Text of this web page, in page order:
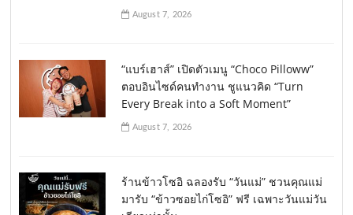
August 7, 2026
“แบร์เฮาส์” เปิดตัวเมนู “Choco Pilloww”
ตอบอินไซด์คนทำงาน ชูแนวคิด “Turn
Every Break into a Soft Moment”
August 7, 2026
ร้านข้าวโซอิ ฉลองรับ “วันแม่” ชวนคุณแม่
มารับ “ข้าวซอยไก่โซอิ” ฟรี เฉพาะวันแม่วัน